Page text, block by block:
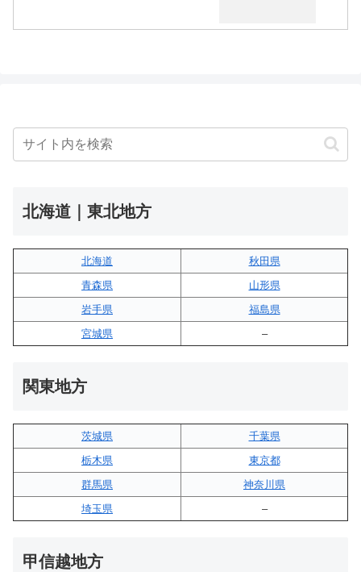
北海道｜東北地方
北海道
秋田県
青森県
山形県
岩手県
福島県
宮城県
–
関東地方
茨城県
千葉県
栃木県
東京都
群馬県
神奈川県
埼玉県
–
甲信越地方